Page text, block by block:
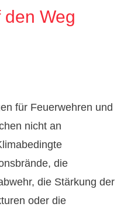
Weg
für Feuerwehren und
nicht an
die
die Stärkung der
oder die